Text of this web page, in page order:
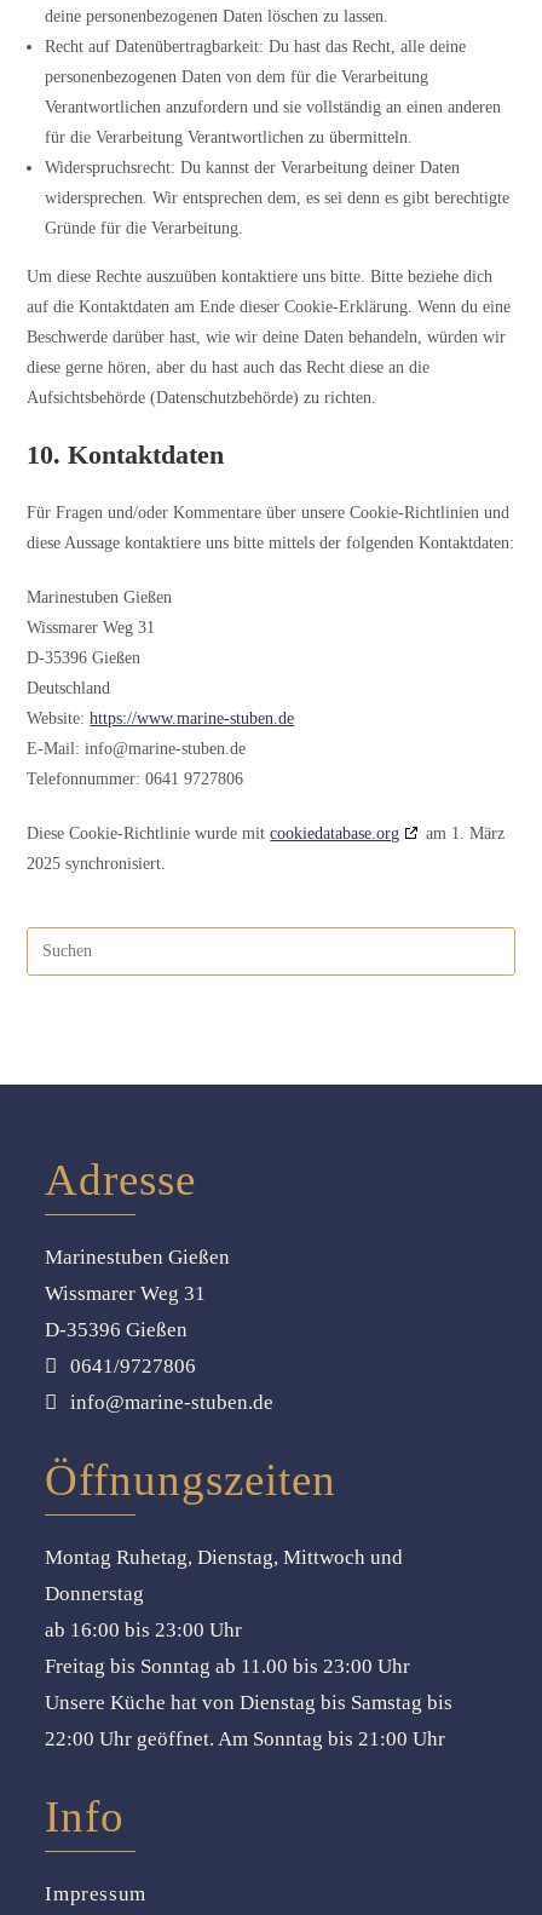
deine personenbezogenen Daten löschen zu lassen.
Recht auf Datenübertragbarkeit: Du hast das Recht, alle deine
personenbezogenen Daten von dem für die Verarbeitung
Verantwortlichen anzufordern und sie vollständig an einen anderen
für die Verarbeitung Verantwortlichen zu übermitteln.
Widerspruchsrecht: Du kannst der Verarbeitung deiner Daten
widersprechen. Wir entsprechen dem, es sei denn es gibt berechtigte
Gründe für die Verarbeitung.
Um diese Rechte auszuüben kontaktiere uns bitte. Bitte beziehe dich
auf die Kontaktdaten am Ende dieser Cookie-Erklärung. Wenn du eine
Beschwerde darüber hast, wie wir deine Daten behandeln, würden wir
diese gerne hören, aber du hast auch das Recht diese an die
Aufsichtsbehörde (Datenschutzbehörde) zu richten.
10. Kontaktdaten
Für Fragen und/oder Kommentare über unsere Cookie-Richtlinien und
diese Aussage kontaktiere uns bitte mittels der folgenden Kontaktdaten:
Marinestuben Gießen
Wissmarer Weg 31
D-35396 Gießen
Deutschland
Website:https://www.marine-stuben.de
E-Mail:info@marine-stuben.de
Telefonnummer: 0641 9727806
Diese Cookie-Richtlinie wurde mitcookiedatabase.org
am 1. März
2025 synchronisiert.
Adresse
Marinestuben Gießen
Wissmarer Weg 31
D-35396 Gießen
0641/9727806
info@marine-stuben.de
Öffnungszeiten
Montag Ruhetag, Dienstag, Mittwoch und
Donnerstag
ab 16:00 bis 23:00 Uhr
Freitag bis Sonntag ab 11.00 bis 23:00 Uhr
Unsere Küche hat von Dienstag bis Samstag bis
22:00 Uhr geöffnet. Am Sonntag bis 21:00 Uhr
Info
Impressum